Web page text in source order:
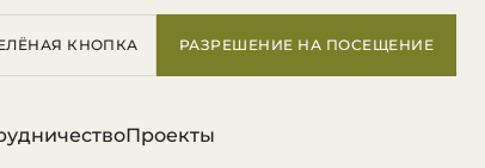
КНОПКА РАЗРЕШЕНИЕ НА ПОСЕЩЕНИЕ
Проекты